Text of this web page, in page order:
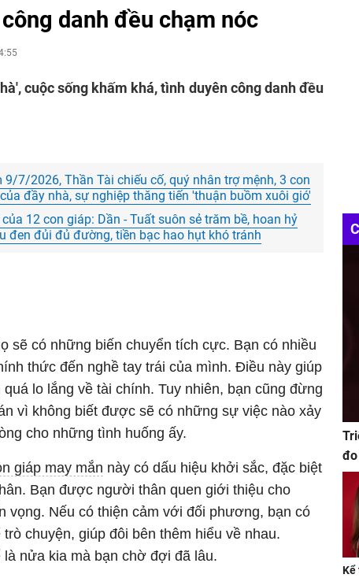
danh đều chạm nóc
cuộc sống khấm khá, tình duyên công danh đều
7/2026, Thần Tài chiếu cố, quý nhân trợ mệnh, 3 con
đầy nhà, sự nghiệp thăng tiến 'thuận buồm xuôi gió'
12 con giáp: Dần - Tuất suôn sẻ trăm bề, hoan hỷ
đen đủi đủ đường, tiền bạc hao hụt khó tránh
sẽ có những biến chuyển tích cực. Bạn có nhiều
thức đến nghề tay trái của mình. Điều này giúp
lo lắng về tài chính. Tuy nhiên, bạn cũng đừng
vì không biết được sẽ có những sự việc nào xảy
cho những tình huống ấy.
giáp may mắn này có dấu hiệu khởi sắc, đặc biệt
Bạn được người thân quen giới thiệu cho
vọng. Nếu có thiện cảm với đối phương, bạn có
chuyện, giúp đôi bên thêm hiểu về nhau.
nửa kia mà bạn chờ đợi đã lâu.
Kể